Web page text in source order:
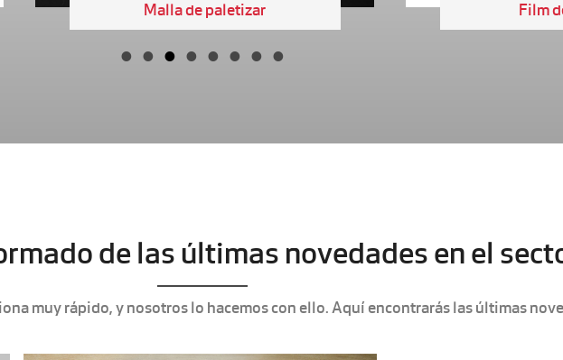
Malla de paletizar Film
de las últimas novedades en el
muy rápido, y nosotros lo hacemos con ello. Aquí encontrarás las últimas